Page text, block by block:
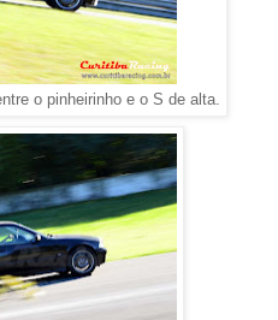
o pinheirinho e o S de alta.